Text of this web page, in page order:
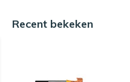
Recent bekeken